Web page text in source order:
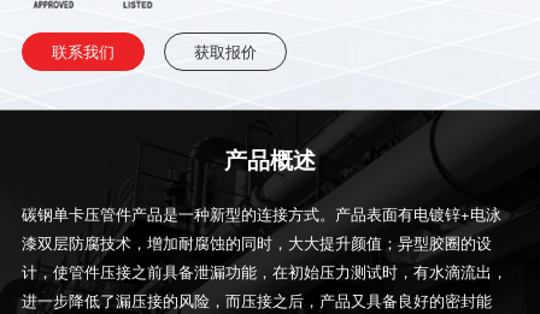
联系我们 获取报价
产品概述
碳钢单卡压管件产品是一种新型的连接方式。产品表面有电镀锌+电泳
漆双层防腐技术，增加耐腐蚀的同时，大大提升颜值；异型胶圈的设
计，使管件压接之前具备泄漏功能，在初始压力测试时，有水滴流出，
进一步降低了漏压接的风险，而压接之后，产品又具备良好的密封能